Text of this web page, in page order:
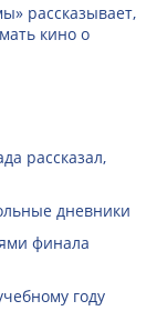
рассказывает,
кино о
рассказал,
дневники
финала
году